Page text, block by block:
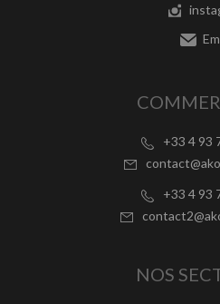
+33 4 93
+33 4 93
NOS